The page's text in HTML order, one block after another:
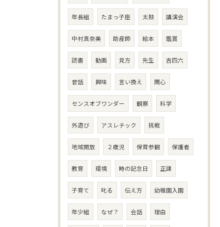
年長組 たまっ子座 太鼓 講演会
中村真奈美 助産師 絵本 鑑賞
読書 動画 見方 先生 吉四六
昔話 興味 言い換え 関心
センスオブワンダー 観察 科学
外遊び アスレチック 挑戦
地域開放 ２歳児 保育参観 保護者
教育 環境 時の記念日 正課
子育て 叱る 伝え方 幼稚園入園
年少組 なぜ？ 会話 理由